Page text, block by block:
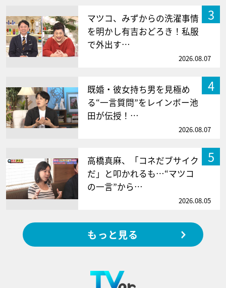
3
マツコ、みずからの洗濯事情
を明かし有吉おどろき！私服
で外出す…
2026.08.07
4
既婚・彼女持ち男を見極め
る“一言質問”をレインボー池
田が伝授！…
2026.08.07
5
高橋真麻、「コネだブサイク
だ」と叩かれるも…“マツコ
の一言”から…
2026.08.05
もっと見る